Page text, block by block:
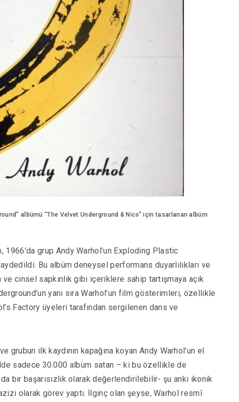
albümü “The Velvet Underground & Nico” için tasarlanan albüm
1966’da grup Andy Warhol’un Exploding Plastic
Bu albüm deneysel performans duyarlılıkları ve
ve cinsel sapkınlık gibi içeriklere sahip tartışmaya açık
yanı sıra Warhol’un film gösterimleri, özellikle
Factory üyeleri tarafından sergilenen dans ve
ilk kaydının kapağına koyan Andy Warhol’un el
sadece 30.000 albüm satan – ki bu özellikle de
bir başarısızlık olarak değerlendirilebilir- şu anki ikonik
olarak görev yaptı. İlginç olan şeyse, Warhol resmî